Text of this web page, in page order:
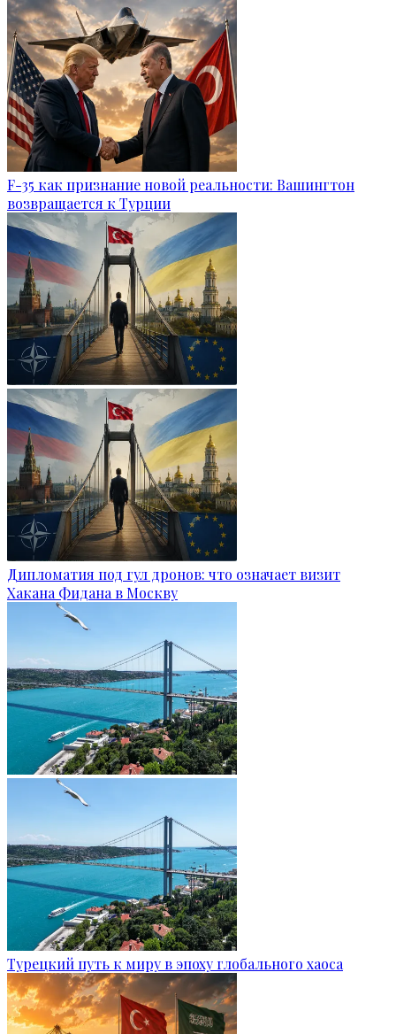
F-35 как признание новой реальности: Вашингтон
возвращается к Турции
Дипломатия под гул дронов: что означает визит
Хакана Фидана в Москву
Турецкий путь к миру в эпоху глобального хаоса